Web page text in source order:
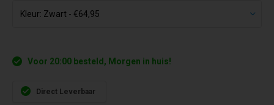
Voor 20:00 besteld, Morgen in huis!
Direct Leverbaar